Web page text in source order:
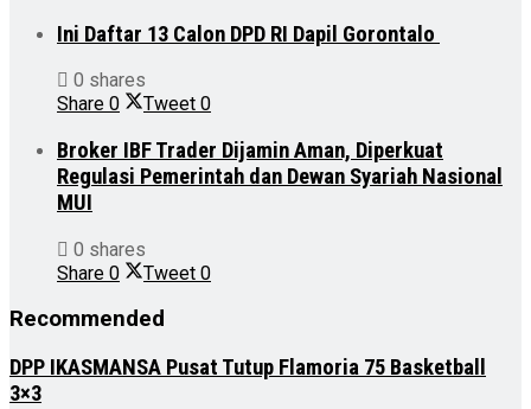
Ini Daftar 13 Calon DPD RI Dapil Gorontalo
0 shares
Share 0 Tweet 0
Broker IBF Trader Dijamin Aman, Diperkuat
Regulasi Pemerintah dan Dewan Syariah Nasional
MUI
0 shares
Share 0 Tweet 0
Recommended
DPP IKASMANSA Pusat Tutup Flamoria 75 Basketball
3×3